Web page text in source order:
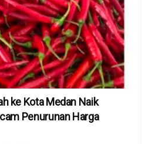
ke Kota Medan Naik
Penurunan Harga